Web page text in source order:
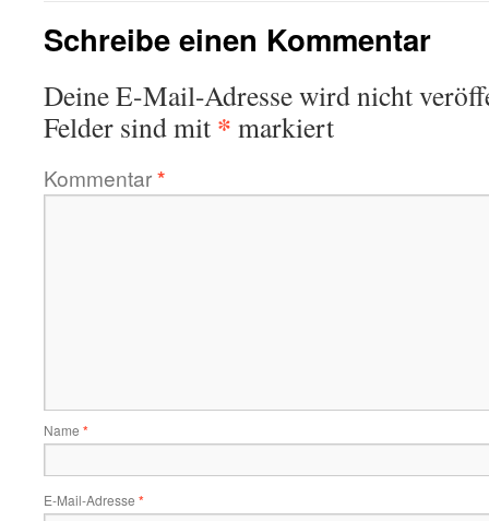
Schreibe einen Kommentar
Deine E-Mail-Adresse wird nicht
Felder sind mit * markiert
Kommentar*
Name *
E-Mail-Adresse *